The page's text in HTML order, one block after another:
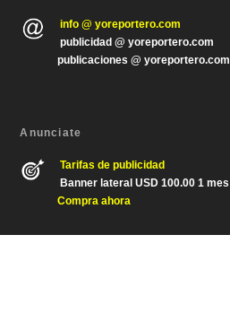
info @ yoreportero.com
publicidad @ yoreportero.com
publicaciones @ yoreportero.com
Anunciate
Tarifas de publicidad
Banner lateral USD 100.00 1 mes
Compra ahora